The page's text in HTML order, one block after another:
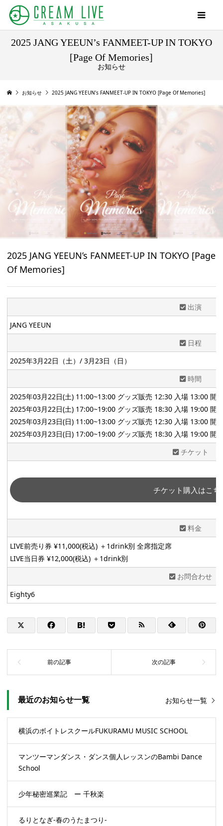
2025 JANG YEEUN’s FANMEET-UP IN TOKYO
[Page Of Memories]
お知らせ
お知らせ 2025 JANG YEEUN’s FANMEET-UP IN TOKYO [Page Of Memories]
2025 JANG YEEUN’s FANMEET-UP IN TOKYO [Page
Of Memories]
出演
JANG YEEUN
日程
2025年3月22日（土）/ 3月23日（日）
時間
2025年03月22日(土) 11:00~13:00 グッズ販売 12:30 入場 13:00 開
2025年03月22日(土) 17:00~19:00 グッズ販売 18:30 入場 19:00 開
2025年03月23日(日) 11:00~13:00 グッズ販売 12:30 入場 13:00 開
2025年03月23日(日) 17:00~19:00 グッズ販売 18:30 入場 19:00 開
チケット
チケット購入はこち
料金
LIVE前売り券 ¥11,000(税込) ＋1drink別 全席指定席
LIVE当日券 ¥12,000(税込) ＋1drink別
お問合わせ
Eighty6
最近のお知らせ一覧 お知らせ一覧
横浜のボイトレスクールFUKURAMU MUSIC SCHOOL
マンツーマンダンス・ダンス個人レッスンのBambi Dance
School
少年秘密巡業記 ー 千秋楽
るりとなぎ-春のうたまつり-